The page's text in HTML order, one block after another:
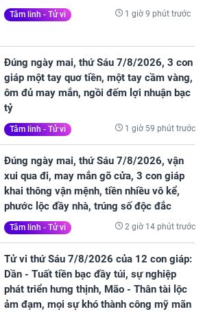
Tâm linh - Tử vi 1 giờ 9 phút trước
Đúng ngày mai, thứ Sáu 7/8/2026, 3 con
giáp một tay quơ tiền, một tay cầm vàng,
ôm đủ may mắn, ngồi đếm lợi nhuận bạc
tỷ
Tâm linh - Tử vi 1 giờ 59 phút trước
Đúng ngày mai, thứ Sáu 7/8/2026, vận
xui qua đi, may mắn gõ cửa, 3 con giáp
khai thông vận mệnh, tiền nhiều vô kể,
phước lộc đầy nhà, trúng số độc đắc
Tâm linh - Tử vi 2 giờ 14 phút trước
Tử vi thứ Sáu 7/8/2026 của 12 con giáp:
Dần - Tuất tiền bạc đầy túi, sự nghiệp
phát triển hưng thịnh, Mão - Thân tài lộc
ảm đạm, mọi sự khó thành công mỹ mãn